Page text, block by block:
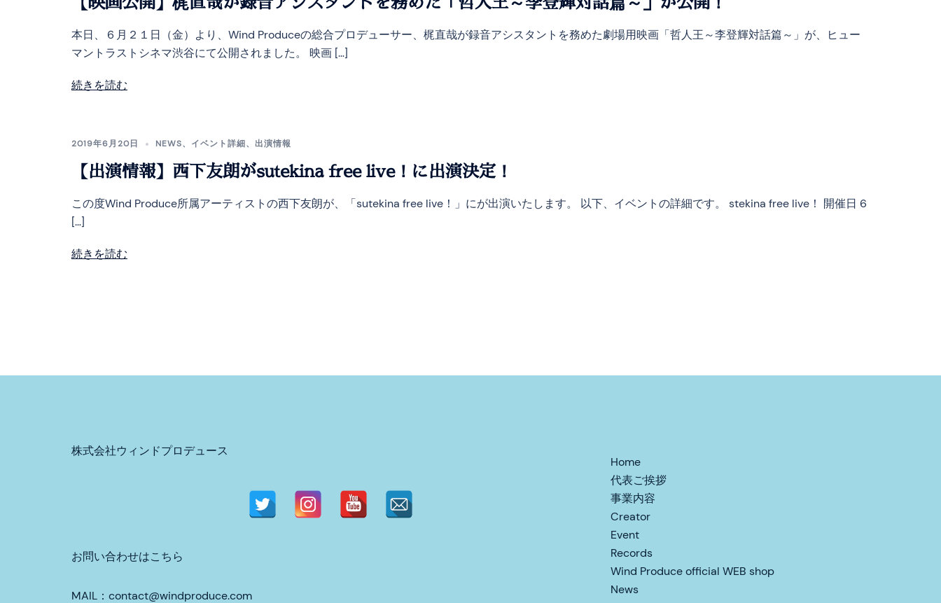
本日、６月２１日（金）より、Wind Produceの総合プロデューサー、梶直哉が録音アシスタントを務めた劇場用映画「哲人王～李登輝対話篇～」が、ヒュー
マントラストシネマ渋谷にて公開されました。 映画 […]
続きを読む
2019年6月20日 NEWS、 イベント詳細、 出演情報
【出演情報】西下友朗がsutekina free live！に出演決定！
この度Wind Produce所属アーティストの西下友朗が、「sutekina free live！」にが出演いたします。 以下、イベントの詳細です。 stekina free live！ 開催日 6
[…]
続きを読む
株式会社ウィンドプロデュース
お問い合わせはこちら
MAIL：contact@windproduce.com
Home
代表ご挨拶
事業内容
Creator
Event
Records
Wind Produce official WEB shop
News